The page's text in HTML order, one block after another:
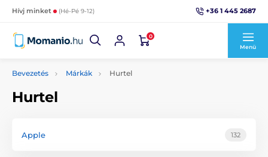
Hívj minket (Hé-Pé 9-12) +36 1 445 2687
0
Menü
Bevezetés Márkák Hurtel
Hurtel
Apple 132